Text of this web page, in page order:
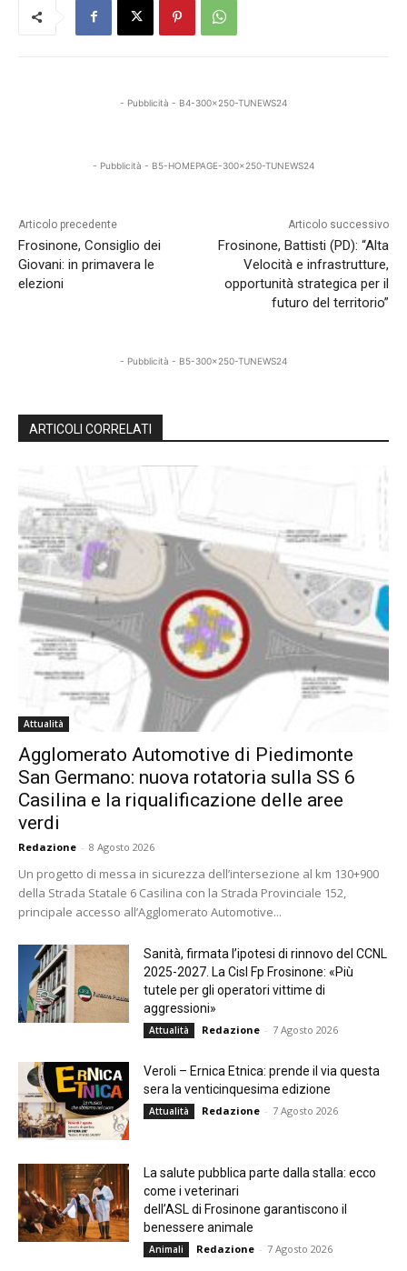
- Pubblicità - B4-300x250-TUNEWS24
- Pubblicità - B5-HOMEPAGE-300x250-TUNEWS24
Articolo precedente
Frosinone, Consiglio dei
Giovani: in primavera le
elezioni
Articolo successivo
Frosinone, Battisti (PD): “Alta
Velocità e infrastrutture,
opportunità strategica per il
futuro del territorio”
- Pubblicità - B5-300x250-TUNEWS24
ARTICOLI CORRELATI
Attualità
Agglomerato Automotive di Piedimonte
San Germano: nuova rotatoria sulla SS 6
Casilina e la riqualificazione delle aree
verdi
Redazione - 8 Agosto 2026
Un progetto di messa in sicurezza dell’intersezione al km 130+900
della Strada Statale 6 Casilina con la Strada Provinciale 152,
principale accesso all’Agglomerato Automotive...
Sanità, firmata l’ipotesi di rinnovo del CCNL
2025-2027. La Cisl Fp Frosinone: «Più
tutele per gli operatori vittime di
aggressioni»
Attualità Redazione - 7 Agosto 2026
Veroli – Ernica Etnica: prende il via questa
sera la venticinquesima edizione
Attualità Redazione - 7 Agosto 2026
La salute pubblica parte dalla stalla: ecco
come i veterinari
dell’ASL di Frosinone garantiscono il
benessere animale
Animali Redazione - 7 Agosto 2026